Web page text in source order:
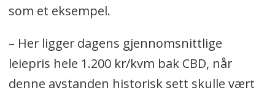
som et eksempel.
– Her ligger dagens gjennomsnittlige
leiepris hele 1.200 kr/kvm bak CBD, når
denne avstanden historisk sett skulle vært